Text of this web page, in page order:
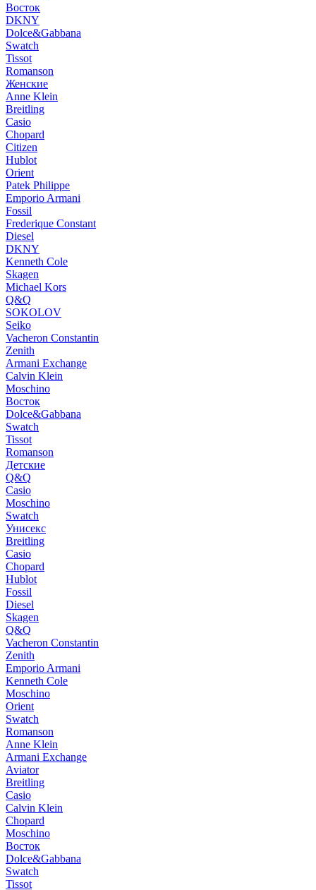
Восток
DKNY
Dolce&Gabbana
Swatch
Tissot
Romanson
Женские
Anne Klein
Breitling
Casio
Chopard
Citizen
Hublot
Orient
Patek Philippe
Emporio Armani
Fossil
Frederique Constant
Diesel
DKNY
Kenneth Cole
Skagen
Michael Kors
Q&Q
SOKOLOV
Seiko
Vacheron Constantin
Zenith
Armani Exchange
Calvin Klein
Moschino
Восток
Dolce&Gabbana
Swatch
Tissot
Romanson
Детские
Q&Q
Casio
Moschino
Swatch
Унисекс
Breitling
Casio
Chopard
Hublot
Fossil
Diesel
Skagen
Q&Q
Vacheron Constantin
Zenith
Emporio Armani
Kenneth Cole
Moschino
Orient
Swatch
Romanson
Anne Klein
Armani Exchange
Aviator
Breitling
Casio
Calvin Klein
Chopard
Moschino
Восток
Dolce&Gabbana
Swatch
Tissot